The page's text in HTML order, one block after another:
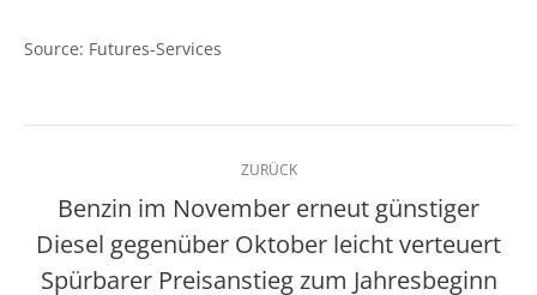
Source: Futures-Services
Kommentarnavigation
ZURÜCK
Vorheriger
Benzin im November erneut günstiger
Diesel gegenüber Oktober leicht verteuert
Spürbarer Preisanstieg zum Jahresbeginn